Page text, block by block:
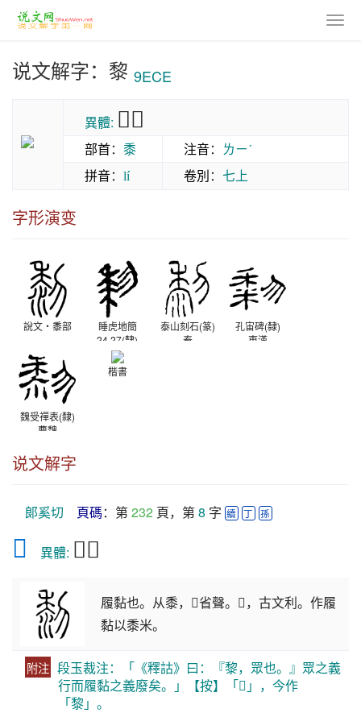
说文解字：黎 9ECE
異體: 𪏵𪏯
部首： 黍 注音： ㄌㄧˊ
拼音： lí 卷別： 七上
字形演变
說文‧黍部
睡虎地簡
24.27(隸)
秦
泰山刻石(篆)
秦
孔宙碑(隸)
東漢
魏受禪表(隸)
曹魏
楷書
说文解字
郞奚切 頁碼：第 232 頁，第 8 字 續 丁 孫
𪏵 異體: 𪏯黎
履黏也。从黍，𥝢省聲。𥝢，古文利。作履
黏以黍米。
附注 段玉裁注：「《釋詁》曰：『黎，眾也。』眾之義
行而履黏之義廢矣。」【按】「𪏯」，今作
「黎」。